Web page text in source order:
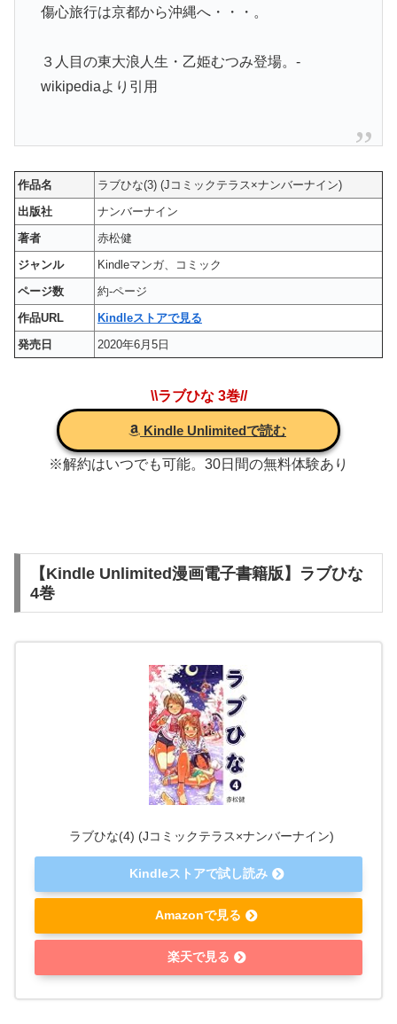
傷心旅行は京都から沖縄へ・・・。
３人目の東大浪人生・乙姫むつみ登場。-
wikipediaより引用
作品名
ラブひな(3) (Jコミックテラス×ナンバーナイン)
出版社
ナンバーナイン
著者
赤松健
ジャンル
Kindleマンガ、コミック
ページ数
約-ページ
作品URL
Kindleストアで見る
発売日
2020年6月5日
\\ラブひな 3巻//
Kindle Unlimitedで読む
※解約はいつでも可能。30日間の無料体験あり
【Kindle Unlimited漫画電子書籍版】ラブひな
4巻
ラブひな(4) (Jコミックテラス×ナンバーナイン)
Kindleストアで試し読み
Amazonで見る
楽天で見る